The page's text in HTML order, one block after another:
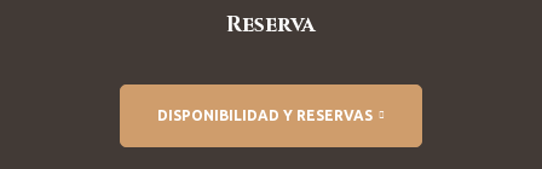
Reserva
DISPONIBILIDAD Y RESERVAS